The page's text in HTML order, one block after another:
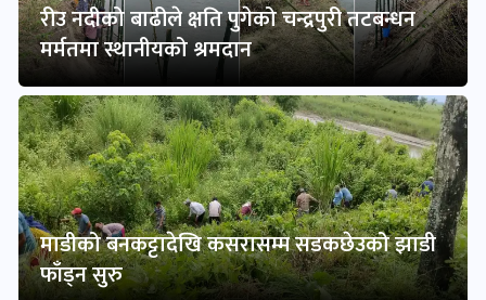
रीउ नदीको बाढीले क्षति पुगेको चन्द्रपुरी तटबन्धन
मर्मतमा स्थानीयको श्रमदान
माडीको बनकट्टादेखि कसरासम्म सडकछेउको झाडी
फाँड्न सुरु